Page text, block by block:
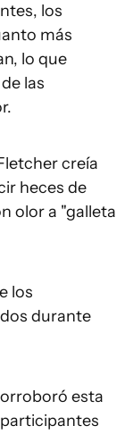
los
más
lo que
las
creía
heces de
olor a "galleta
los
durante
esta